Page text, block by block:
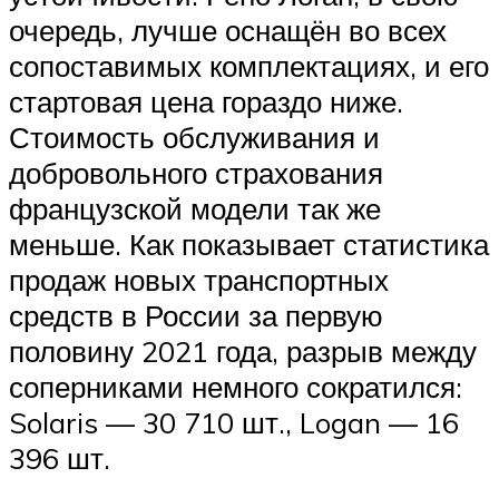
очередь, лучше оснащён во всех
сопоставимых комплектациях, и его
стартовая цена гораздо ниже.
Стоимость обслуживания и
добровольного страхования
французской модели так же
меньше. Как показывает статистика
продаж новых транспортных
средств в России за первую
половину 2021 года, разрыв между
соперниками немного сократился:
Solaris — 30 710 шт., Logan — 16
396 шт.